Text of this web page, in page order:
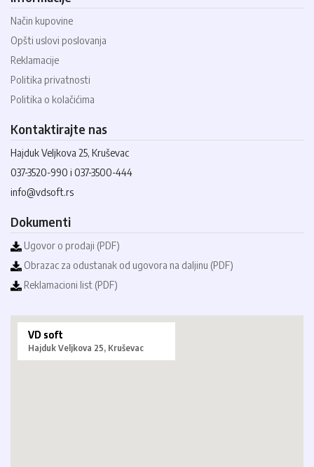
Način kupovine
Opšti uslovi poslovanja
Reklamacije
Politika privatnosti
Politika o kolačićima
Kontaktirajte nas
Hajduk Veljkova 25, Kruševac
037-3520-990 i 037-3500-444
info@vdsoft.rs
Dokumenti
Ugovor o prodaji (PDF)
Obrazac za odustanak od ugovora na daljinu (PDF)
Reklamacioni list (PDF)
VD soft
Hajduk Veljkova 25, Kruševac